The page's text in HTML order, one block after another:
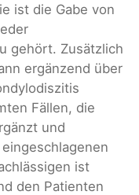
ist die Gabe von
gehört. Zusätzlich
ergänzend über
Fällen, die
und
ist
den Patienten